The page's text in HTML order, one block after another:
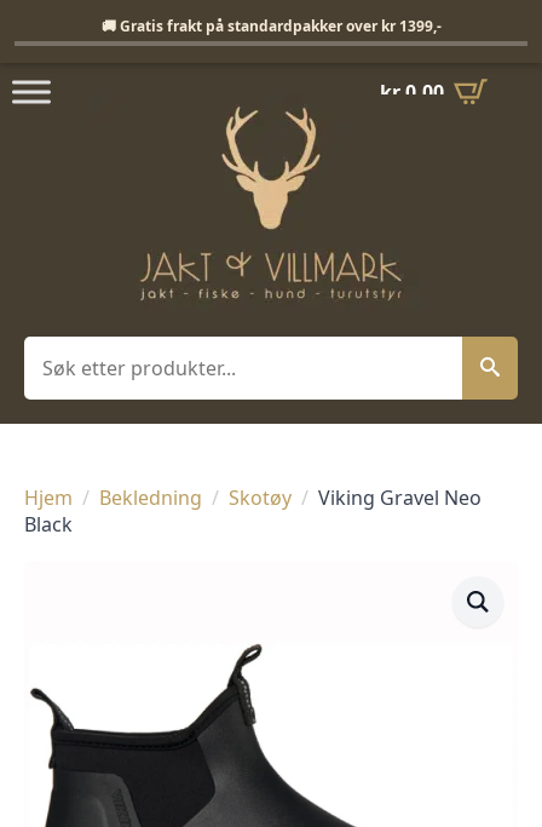
kr0,00
Søk
Hjem Bekledning Skotøy
Viking Gravel Neo
Black
🚚 Gratis frakt på standardpakker over kr 1399,-